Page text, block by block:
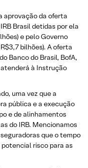
aprovação da oferta
Brasil detidas por ela
e pelo Governo
bilhões). A oferta
Banco do Brasil, BofA,
atenderá à Instrução
uma vez que a
pública e a execução
e de alinhamentos
do IRB. Mencionamos
que o tempo
risco para as